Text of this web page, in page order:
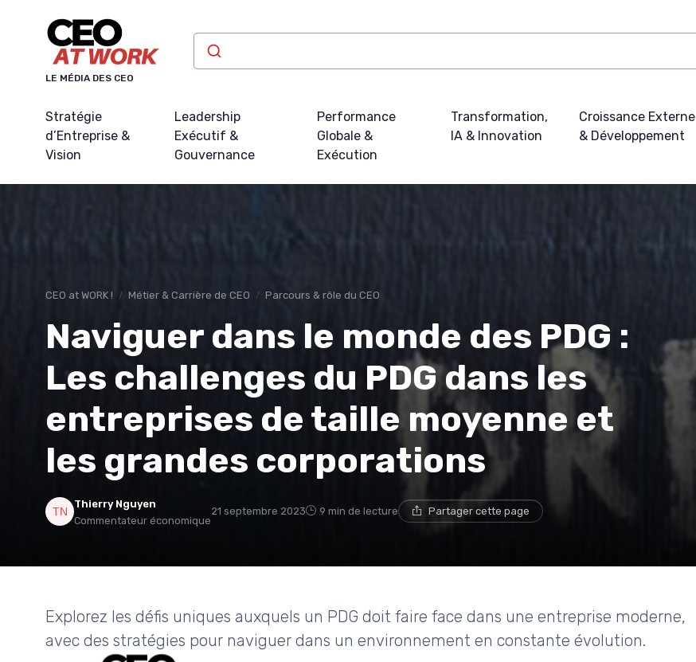
LE MÉDIA DES CEO
Stratégie
d’Entreprise &
Vision
Leadership
Exécutif &
Gouvernance
Performance
Globale &
Exécution
Transformation,
IA & Innovation
Croissance Externe
& Développement
CEO at WORK ! Métier & Carrière de CEO Parcours & rôle du CEO
Naviguer dans le monde des PDG :
Les challenges du PDG dans les
entreprises de taille moyenne et
les grandes corporations
Thierry Nguyen
Commentateur économique
21 septembre 2023 9 min de lecture Partager cette page
Explorez les défis uniques auxquels un PDG doit faire face dans une entreprise moderne,
avec des stratégies pour naviguer dans un environnement en constante évolution.